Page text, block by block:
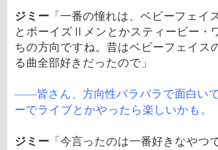
ジミー 「一番の憧れは、ベビーフェ
とボーイズⅡメンとかスティービー・
ちの方向ですね。昔はベビーフェイス
る曲全部好きだったので」
――皆さん、方向性バラバラで面白い
ーでライブとかやったら楽しいかも。
ジミー 「今言ったのは一番好きなやつ